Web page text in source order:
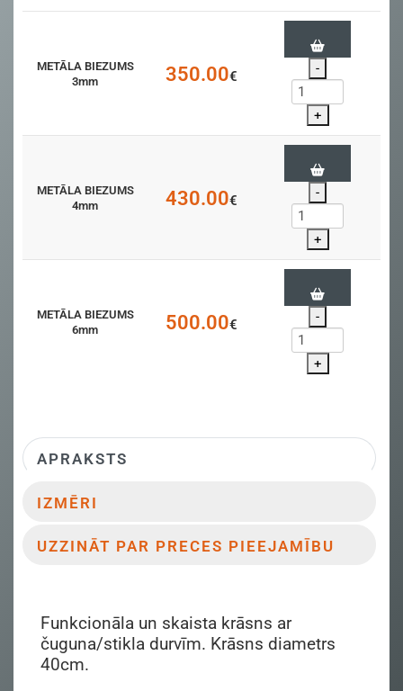
METĀLA BIEZUMS
3mm
350.00€ -
+
METĀLA BIEZUMS
4mm
430.00€ -
+
METĀLA BIEZUMS
6mm
500.00€ -
+
APRAKSTS
IZMĒRI
UZZINĀT PAR PRECES PIEEJAMĪBU
Funkcionāla un skaista krāsns ar
čuguna/stikla durvīm. Krāsns diametrs
40cm.